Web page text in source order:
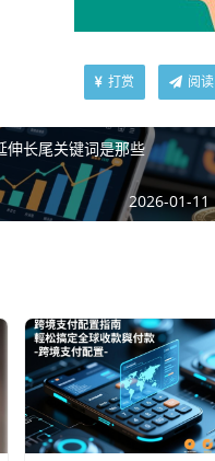
打赏 阅读
伸长尾关键词是那些
2026-01-11